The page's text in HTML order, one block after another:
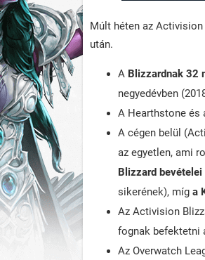
Múlt héten az
után.
A Blizzardnak 32
negyedévben
A Hearthstone és
A cégen belül
az egyetlen, ami
Blizzard
sikerének), míg a
Az Activision
fognak befektetni
Az Overwatch